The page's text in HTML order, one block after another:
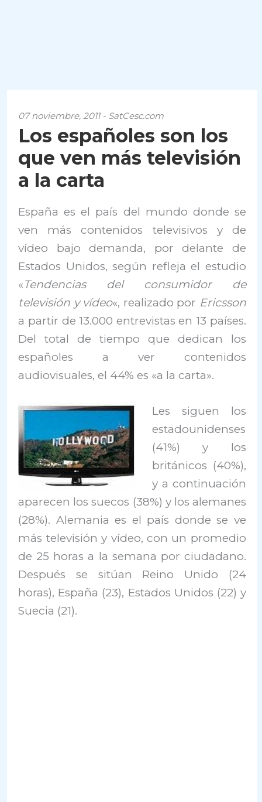
07 noviembre, 2011 - SatCesc.com
Los españoles son los
que ven más televisión
a la carta
España es el país del mundo donde se
ven más contenidos televisivos y de
vídeo bajo demanda, por delante de
Estados Unidos, según refleja el estudio
«Tendencias del consumidor de
televisión y vídeo«, realizado por Ericsson
a partir de 13.000 entrevistas en 13 países.
Del total de tiempo que dedican los
españoles a ver contenidos
audiovisuales, el 44% es «a la carta».
Les siguen los
estadounidenses
(41%) y los
británicos (40%),
y a continuación
aparecen los suecos (38%) y los alemanes
(28%). Alemania es el país donde se ve
más televisión y vídeo, con un promedio
de 25 horas a la semana por ciudadano.
Después se sitúan Reino Unido (24
horas), España (23), Estados Unidos (22) y
Suecia (21).